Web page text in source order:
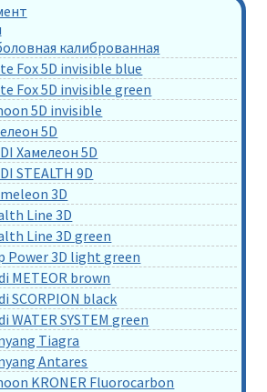
калиброванная
Fox 5D invisible blue
Fox 5D invisible green
5D invisible
5D
Хамелеон 5D
STEALTH 9D
3D
Line 3D
Line 3D green
Power 3D light green
METEOR brown
SCORPION black
WATER SYSTEM green
Tiagra
Antares
KRONER Fluorocarbon